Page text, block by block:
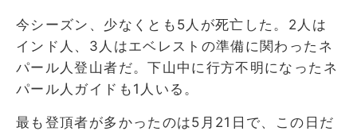
今シーズン、少なくとも5人が死亡した。2人は
インド人、3人はエベレストの準備に関わったネ
パール人登山者だ。下山中に行方不明になったネ
パール人ガイドも1人いる。
最も登頂者が多かったのは5月21日で、この日だ